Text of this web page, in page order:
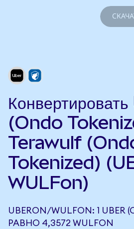
(Ondo
Terawulf
Tokenized)
WULFon)
UBERON/WULFON: 1 UBER
РАВНО 4,3572 WULFON